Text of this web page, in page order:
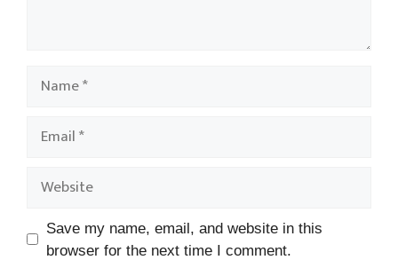
Save my name, email, and website in this
browser for the next time I comment.